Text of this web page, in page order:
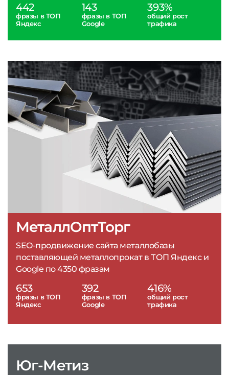
МеталлОптТорг
SEO-продвижение сайта металлобазы
поставляющей металлопрокат в ТОП Яндекс и
Google по 4350 фразам
653
фразы в ТОП
Яндекс
392
фразы в ТОП
Google
416%
общий рост
трафика
442
фразы в ТОП
Яндекс
143
фразы в ТОП
Google
393%
общий рост
трафика
Юг-Метиз